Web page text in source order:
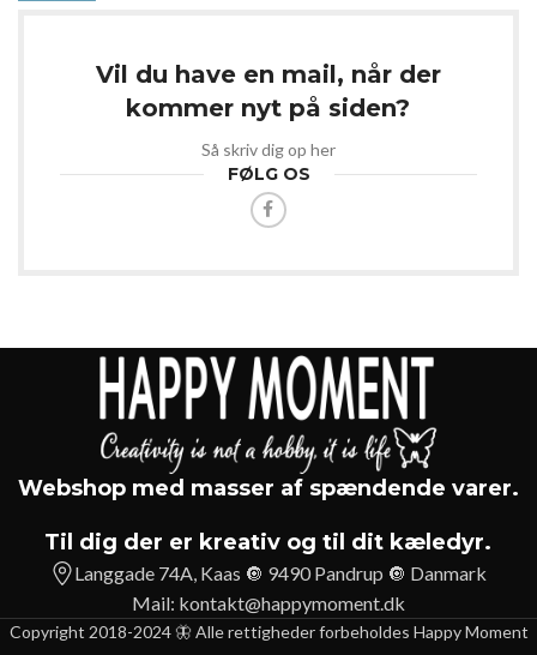
Vil du have en mail, når der
kommer nyt på siden?
Så skriv dig op her
FØLG OS
Webshop med masser af spændende varer.
Til dig der er kreativ og til dit kæledyr.
Langgade 74A, Kaas 🔘 9490 Pandrup 🔘 Danmark
Mail: kontakt@happymoment.dk
Copyright 2018-2024 🦋 Alle rettigheder forbeholdes Happy Moment